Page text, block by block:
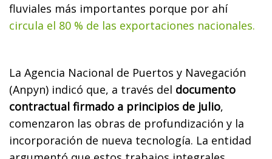
fluviales más importantes porque por ahí
circula el 80 % de las exportaciones nacionales.
La Agencia Nacional de Puertos y Navegación
(Anpyn) indicó que, a través del documento
contractual firmado a principios de julio,
comenzaron las obras de profundización y la
incorporación de nueva tecnología. La entidad